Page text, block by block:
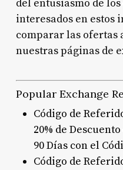
del entusiasmo de
interesados en estos
comparar las ofertas
nuestras páginas de
Popular Exchange
Código de
20% de
90 Días con el
Código de